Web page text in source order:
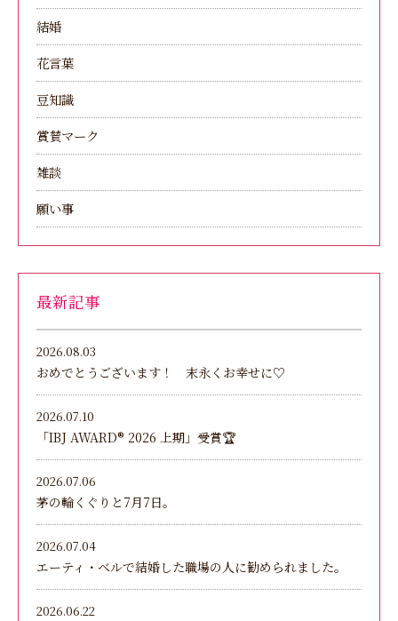
結婚
花言葉
豆知識
賞賛マーク
雑談
願い事
最新記事
2026.08.03
おめでとうございます！ 末永くお幸せに♡
2026.07.10
「IBJ AWARD®︎ 2026 上期」受賞🏆
2026.07.06
茅の輪くぐりと7月7日。
2026.07.04
エーティ・ベルで結婚した職場の人に勧められました。
2026.06.22